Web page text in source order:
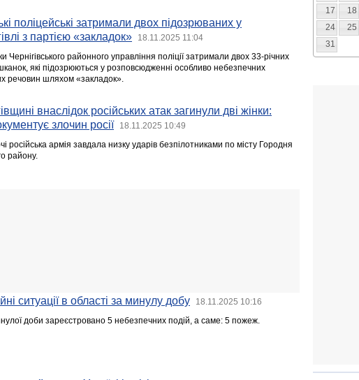
поліцейські затримали двох підозрюваних у
з партією «закладок»
18.11.2025 11:04
Чернігівського районного управління поліції затримали двох 33-річних
які підозрюються у розповсюдженні особливо небезпечних
речовин шляхом «закладок».
внаслідок російських атак загинули дві жінки:
злочин росії
18.11.2025 10:49
російська армія завдала низку ударів безпілотниками по місту Городня
району.
ситуації в області за минулу добу 18.11.2025 10:16
доби зареєстровано 5 небезпечних подій, а саме: 5 пожеж.
17
18
24
25
31